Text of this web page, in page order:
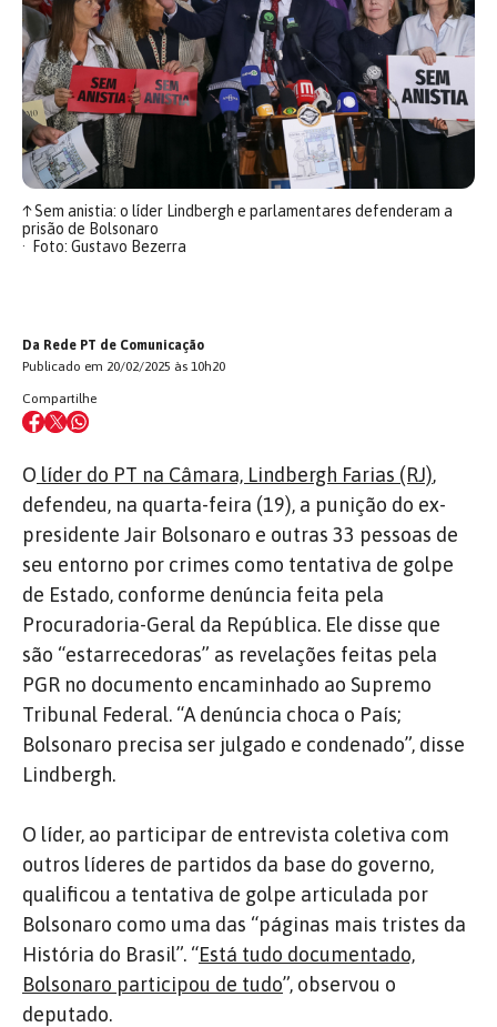
↑Sem anistia: o líder Lindbergh e parlamentares defenderam a
prisão de Bolsonaro
Foto: Gustavo Bezerra
Da Rede PT de Comunicação
Publicado em 20/02/2025 às 10h20
Compartilhe
O líder do PT na Câmara, Lindbergh Farias (RJ),
defendeu, na quarta-feira (19), a punição do ex-
presidente Jair Bolsonaro e outras 33 pessoas de
seu entorno por crimes como tentativa de golpe
de Estado, conforme denúncia feita pela
Procuradoria-Geral da República. Ele disse que
são “estarrecedoras” as revelações feitas pela
PGR no documento encaminhado ao Supremo
Tribunal Federal. “A denúncia choca o País;
Bolsonaro precisa ser julgado e condenado”, disse
Lindbergh.
O líder, ao participar de entrevista coletiva com
outros líderes de partidos da base do governo,
qualificou a tentativa de golpe articulada por
Bolsonaro como uma das “páginas mais tristes da
História do Brasil”. “Está tudo documentado,
Bolsonaro participou de tudo”, observou o
deputado.